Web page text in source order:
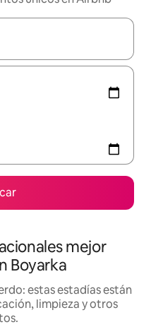
navega con las
mejor
Boyarka
estas estadías están
limpieza y otros